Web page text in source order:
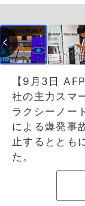
【9月3日
社の主力スマ
ラクシーノー
による爆発事
止するととも
た。